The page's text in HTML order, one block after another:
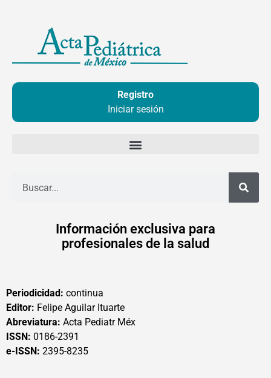
contenido
Registro
Iniciar sesión
Información exclusiva para
profesionales de la salud
Periodicidad: continua
Editor: Felipe Aguilar Ituarte
Abreviatura: Acta Pediatr Méx
ISSN: 0186-2391
e-ISSN: 2395-8235